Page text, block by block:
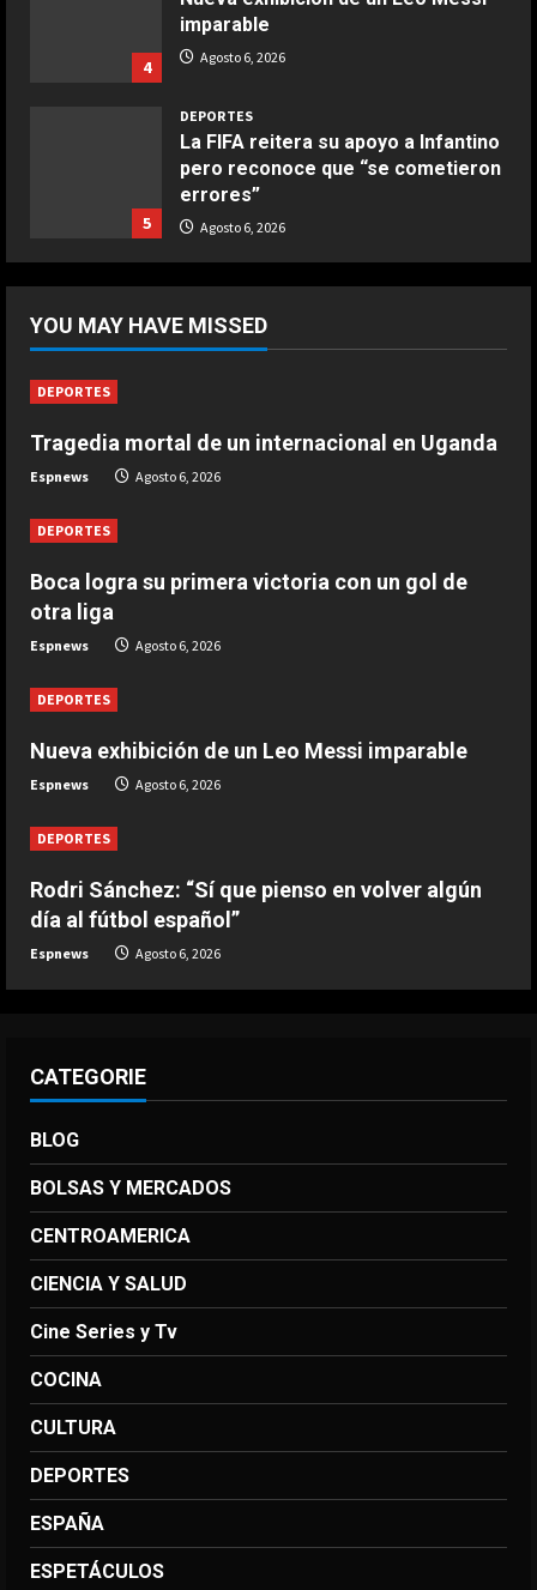
COCINA
Buñuelos de alcachofas
5
4
imparable
Agosto 6, 2026
5
DEPORTES
La FIFA reitera su apoyo a Infantino
pero reconoce que “se cometieron
errores”
Agosto 6, 2026
DEPORTES
un gol de otra liga
DEPORTES
DEPORTES
volver algún día al fútbol español”
DEPORTES
Nueva exhibición de un Leo Messi
DEPORTES
La FIFA reitera su apoyo a Infantino
pero reconoce que “se cometieron
YOU MAY HAVE MISSED
DEPORTES
Tragedia mortal de un internacional en Uganda
Espnews Agosto 6, 2026
DEPORTES
Boca logra su primera victoria con un gol de
otra liga
Espnews Agosto 6, 2026
DEPORTES
Nueva exhibición de un Leo Messi imparable
Espnews Agosto 6, 2026
DEPORTES
Rodri Sánchez: “Sí que pienso en volver algún
día al fútbol español”
Espnews Agosto 6, 2026
CATEGORIE
BLOG
BOLSAS Y MERCADOS
CENTROAMERICA
CIENCIA Y SALUD
Cine Series y Tv
COCINA
CULTURA
DEPORTES
ESPAÑA
ESPETÁCULOS